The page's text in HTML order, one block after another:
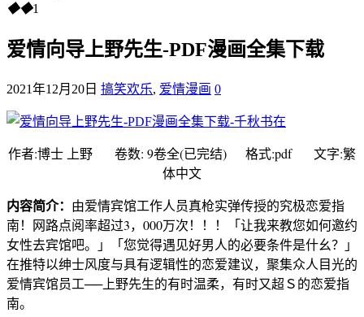
◆◆1
爱情向导上野先生-PDF漫画全集下载
2021年12月20日 搞笑欢乐, 爱情漫画 0
作者:博士 上野 卷数: 9卷全(已完结) 格式:pdf 文字:繁
体中文
内容简介： 由爱情宾馆工作人员真枪实弹传授的究极恋爱指
南！网路点阅率超过3，000万次！！！「让我来教您如何邀约
女性去宾馆吧。」「您觉得遇见好男人的必要条件是什幺？」
在推特以绅士风度与具有逻辑性的恋爱建议，聚集众人目光的
爱情宾馆员工──上野先生的有时温柔，有时又超Ｓ的恋爱指
南。